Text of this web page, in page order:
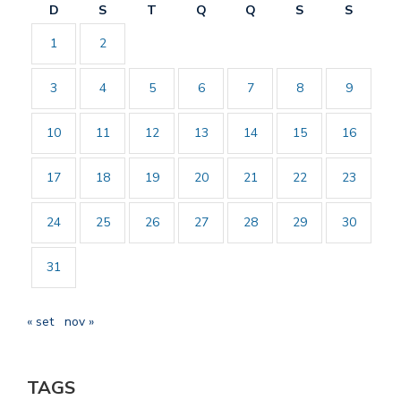
D S T Q Q S
S
1
2
3 4 5 6 7 8 9
10 11 12 13 14 15 16
17 18 19 20 21 22 23
24 25 26 27 28 29 30
31
« set nov »
TAGS